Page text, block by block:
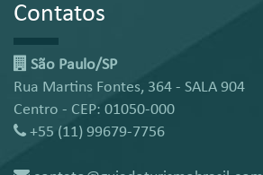
Contatos
São Paulo/SP
Rua Martins Fontes, 364 - SALA 904
Centro - CEP: 01050-000
+55 (11) 99679-7756